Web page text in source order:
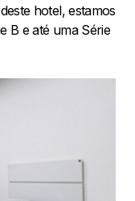
hotel, estamos
B e até uma Série